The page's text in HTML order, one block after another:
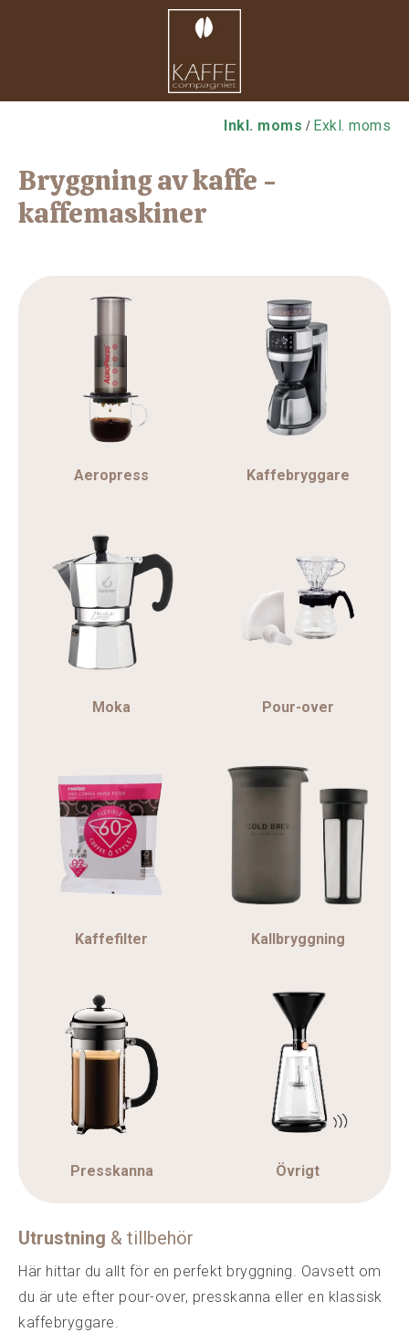
Inkl. moms / Exkl. moms
Bryggning av kaffe -
kaffemaskiner
Aeropress
Moka
Kaffebryggare
Pour-over
Kaffefilter
Presskanna
Kallbryggning
Övrigt
Utrustning & tillbehör
Här hittar du allt för en perfekt bryggning. Oavsett om
du är ute efter pour-over, presskanna eller en klassisk
kaffebryggare.